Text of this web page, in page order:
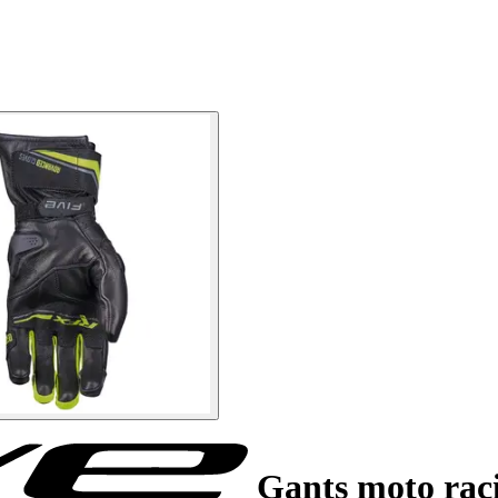
Gants moto